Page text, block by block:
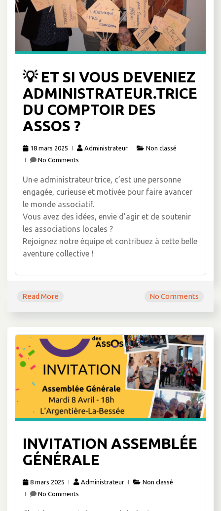
💡 ET SI VOUS DEVENIEZ
ADMINISTRATEUR.TRICE
DU COMPTOIR DES
ASSOS ?
18 mars 2025 Administrateur
Non classé
No Comments
Un·e administrateur·trice, c’est une personne
engagée, curieuse et motivée pour faire avancer
le monde associatif.
Vous avez des idées, envie d’agir et de soutenir
les associations locales ?
Rejoignez notre équipe et contribuez à cette belle
aventure collective !
Read More No Comments
INVITATION ASSEMBLÉE
GÉNÉRALE
8 mars 2025 Administrateur
Non classé
No Comments